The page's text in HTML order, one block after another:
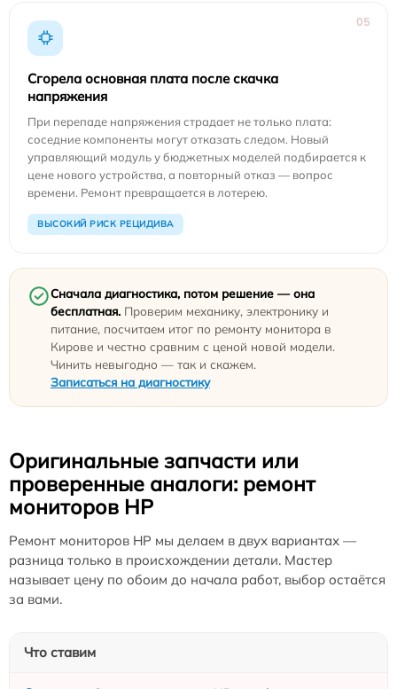
05
Сгорела основная плата после скачка
напряжения
При перепаде напряжения страдает не только плата:
соседние компоненты могут отказать следом. Новый
управляющий модуль у бюджетных моделей подбирается к
цене нового устройства, а повторный отказ — вопрос
времени. Ремонт превращается в лотерею.
ВЫСОКИЙ РИСК РЕЦИДИВА
Сначала диагностика, потом решение — она
бесплатная. Проверим механику, электронику и
питание, посчитаем итог по ремонту монитора в
Кирове и честно сравним с ценой новой модели.
Чинить невыгодно — так и скажем.
Записаться на диагностику
Оригинальные запчасти или
проверенные аналоги: ремонт
мониторов HP
Ремонт мониторов HP мы делаем в двух вариантах —
разница только в происхождении детали. Мастер
называет цену по обоим до начала работ, выбор остаётся
за вами.
Что ставим